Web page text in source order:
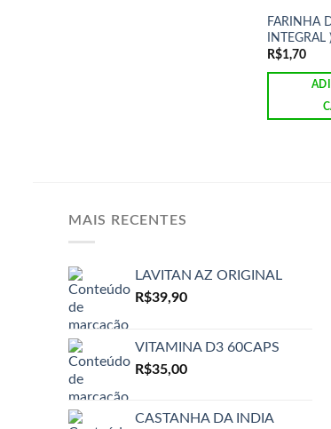
FARINHA
R$1,70
MAIS RECENTES
LAVITAN AZ ORIGINAL
R$39,90
VITAMINA D3 60CAPS
R$35,00
CASTANHA DA INDIA